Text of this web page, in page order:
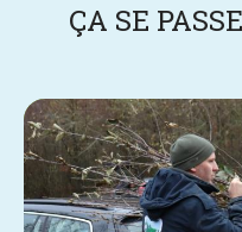
ÇA SE